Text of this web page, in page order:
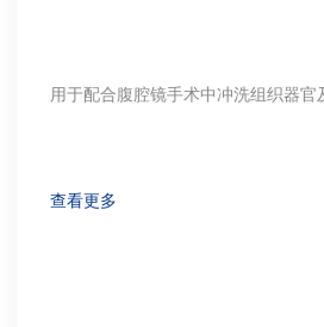
用于配合腹腔镜手术中冲洗组织器官
查看更多